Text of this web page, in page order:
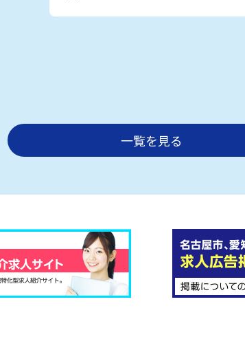
一覧を見る